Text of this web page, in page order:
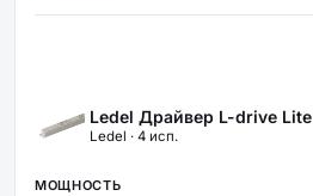
Ledel Драйвер L-drive Lite
Ledel · 4 исп.